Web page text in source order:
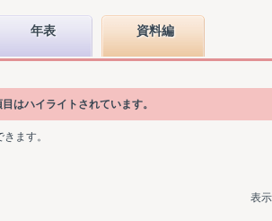
年表 資料編
はハイライトされています。
ます。
表